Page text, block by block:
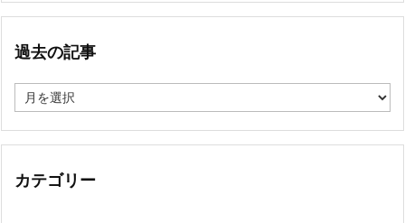
過去の記事
去
記
カテゴリー